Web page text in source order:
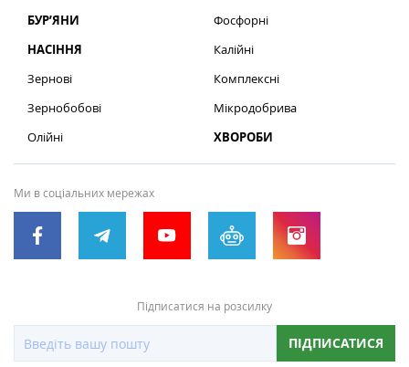
БУР’ЯНИ
НАСІННЯ
Зернові
Зернобобові
Олійні
Фосфорні
Калійні
Комплексні
Мікродобрива
ХВОРОБИ
Ми в соціальних мережах
Підписатися на розсилку
ПІДПИСАТИСЯ